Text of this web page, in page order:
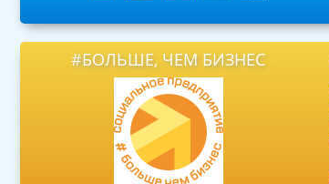
#БОЛЬШЕ, ЧЕМ БИЗНЕС